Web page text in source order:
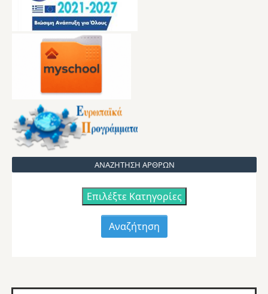
ΑΝΑΖΗΤΗΣΗ ΑΡΘΡΩΝ
Επιλέξτε Κατηγορίες